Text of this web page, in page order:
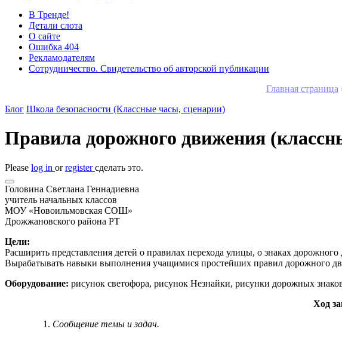
В Тренде!
Детали слота
О сайте
Ошибка 404
Рекламодателям
Сотрудничество. Свидетельство об авторской публикации
Главная страница
Блог Школа безопасности (Классные часы, сценарии)
Правила дорожного движения
Please log in orregisterсделать это.
Головина Светлана Геннадиевна
учитель начальных классов
МОУ «Новоильмовская СОШ»
Дрожжановского района РТ
Цели:
Расширить представления детей о правилах перехода улицы, о знаках
Вырабатывать навыки выполнения учащимися простейших правил дорожного
Оборудование: рисунок светофора, рисунок Незнайки, рисунки дорожных
Ход
Сообщение темы и задач.